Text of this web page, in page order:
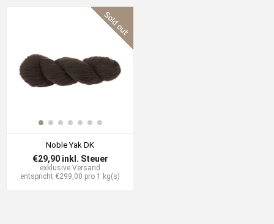
Noble Yak DK
€29,90 inkl. Steuer
exklusive Versand
entspricht €299,00 pro 1 kg(s)